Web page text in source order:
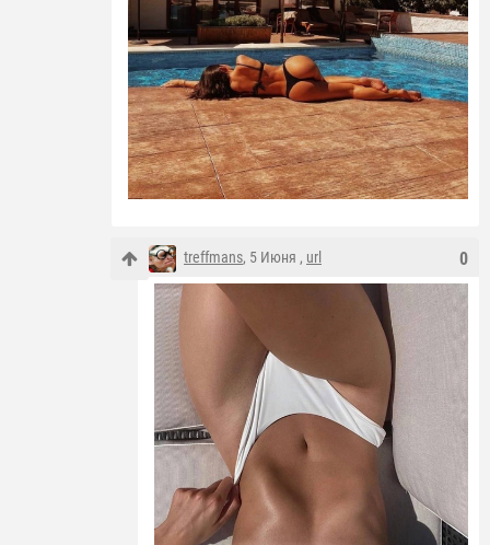
0
treffmans, 5 Июня , url